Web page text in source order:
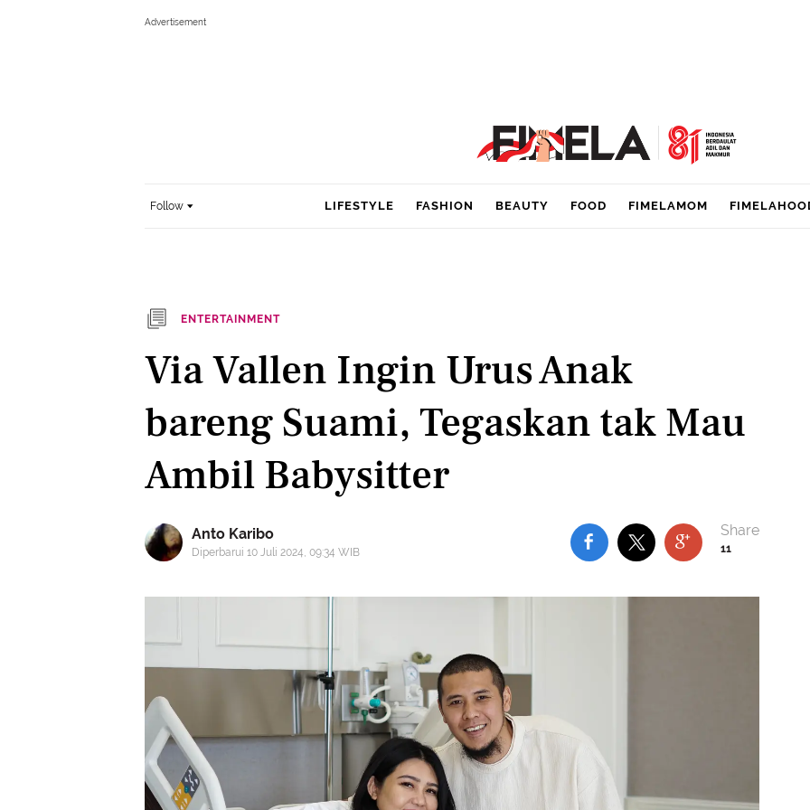
Follow LIFESTYLE FASHION BEAUTY FOOD FIMELAMOM
ENTERTAINMENT
Via Vallen Ingin Urus Anak
bareng Suami, Tegaskan tak Mau
Ambil Babysitter
Anto Karibo
Diperbarui 10 Juli 2024, 09:34 WIB 11